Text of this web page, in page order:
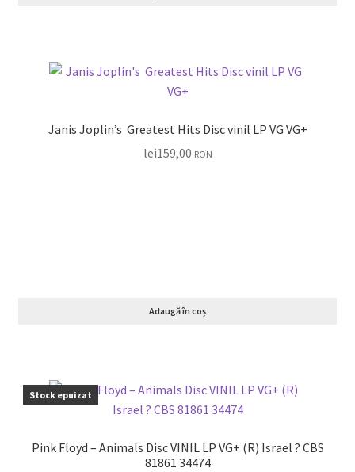
Janis Joplin’s Greatest Hits Disc vinil LP VG VG+
lei159,00 RON
Adaugă în coș
Stock epuizat
Pink Floyd – Animals Disc VINIL LP VG+ (R) Israel ? CBS
81861 34474